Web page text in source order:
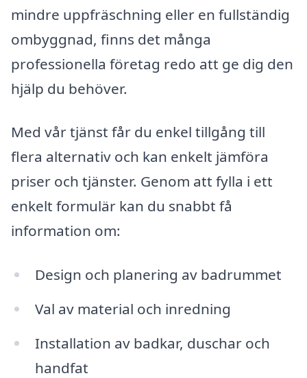
mindre uppfräschning eller en fullständig
ombyggnad, finns det många
professionella företag redo att ge dig den
hjälp du behöver.
Med vår tjänst får du enkel tillgång till
flera alternativ och kan enkelt jämföra
priser och tjänster. Genom att fylla i ett
enkelt formulär kan du snabbt få
information om:
Design och planering av badrummet
Val av material och inredning
Installation av badkar, duschar och
handfat